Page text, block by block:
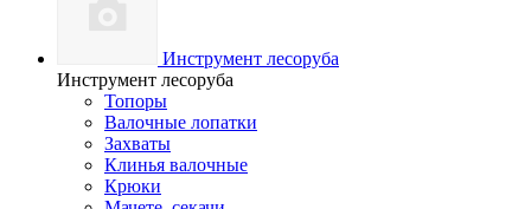
Инструмент лесоруба
Инструмент лесоруба
Топоры
Валочные лопатки
Захваты
Клинья валочные
Крюки